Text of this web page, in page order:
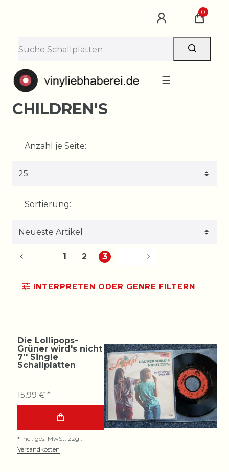
0
☰
CHILDREN'S
Anzahl je Seite:
Sortierung:
1 2 3
INTERPRETEN ODER GENRE FILTERN
Die Lollipops-
Grüner wird's nicht
7'' Single
Schallplatten
15,99 € *
* incl. ges. MwSt. zzgl.
Versandkosten